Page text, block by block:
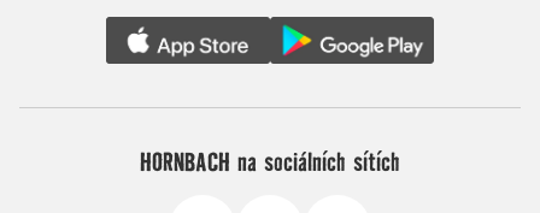
HORNBACH na sociálních sítích